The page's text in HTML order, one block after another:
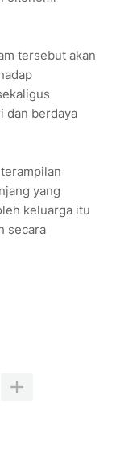
tersebut akan
dan berdaya
yang
keluarga itu
secara